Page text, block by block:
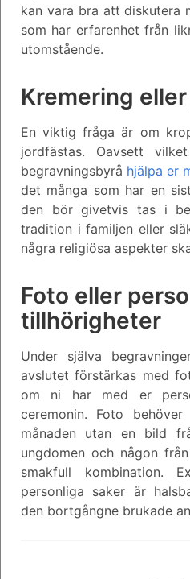
kan vara bra att diskutera
som har erfarenhet från
utomstående.
Kremering
En viktig fråga är om
jordfästas. Oavsett
begravningsbyrå hjälpa er
det många som har en
den bör givetvis tas i
tradition i familjen eller
några religiösa aspekter
Foto eller
tillhörigheter
Under själva
avslutet förstärkas med
om ni har med er
ceremonin. Foto
månaden utan en bild
ungdomen och någon
smakfull kombination.
personliga saker är
den bortgångne brukade